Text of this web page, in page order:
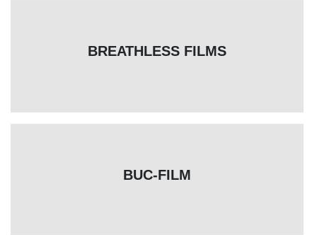
BREATHLESS FILMS
BUC-FILM